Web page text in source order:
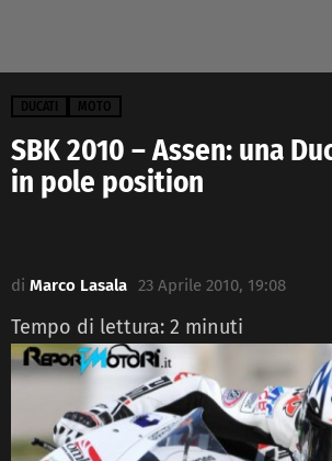
DUCATI MOTO
SBK 2010 – Assen: una
in pole position
di Marco Lasala 23 Aprile 2010, 19:08
Tempo di lettura: 2 minuti